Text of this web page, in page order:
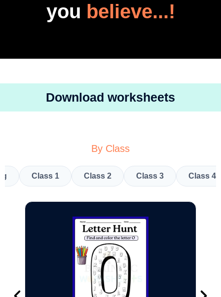
you believe...!
Download worksheets
By Class
Class 1 Class 2 Class 3 Class 4